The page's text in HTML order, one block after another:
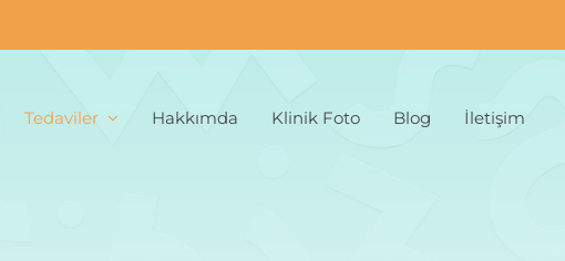
Tedaviler Hakkımda Klinik Foto Blog İletişim